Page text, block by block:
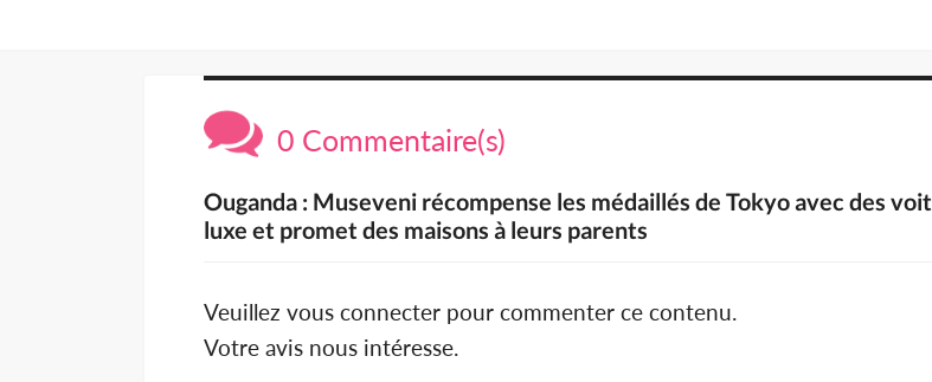
0 Commentaire(s)
Ouganda : Museveni récompense les médaillés de Tokyo avec des
luxe et promet des maisons à leurs parents
Veuillez vous connecter pour commenter ce contenu.
Votre avis nous intéresse.